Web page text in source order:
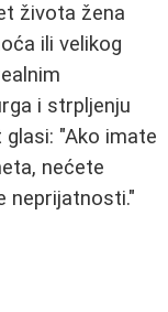
života žena
ili velikog
i strpljenju
"Ako imate
nećete
neprijatnosti."